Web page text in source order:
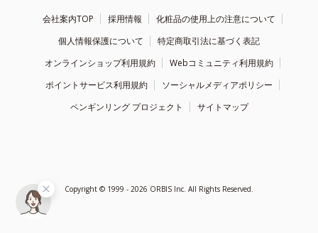
会社案内TOP 採用情報
化粧品の使用上の注意について
個人情報保護について
特定商取引法に基づく表記
オンラインショップ利用規約
Webコミュニティ利用規約
ポイントサービス利用規約
ソーシャルメディアポリシー
ペンギンリング プロジェクト
サイトマップ
Copyright © 1999 - 2026 ORBIS Inc. All Rights Reserved.